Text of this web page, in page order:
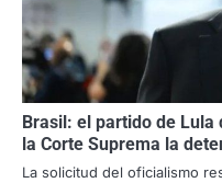
Brasil: el partido de
la Corte Suprema la
La solicitud del oficialismo